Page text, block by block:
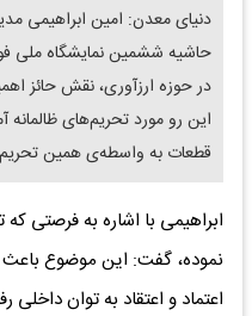
دنیای معدن: امین ابراهیمی
حاشیه ششمین نمایشگاه ملی
در حوزه ارزآوری، نقش حائز
این رو مورد تحریم‌های ظالمانه
قطعات به واسطه‌ی همین
ابراهیمی با اشاره به فرصتی
نموده، گفت: این موضوع
اعتماد و اعتقاد به توان